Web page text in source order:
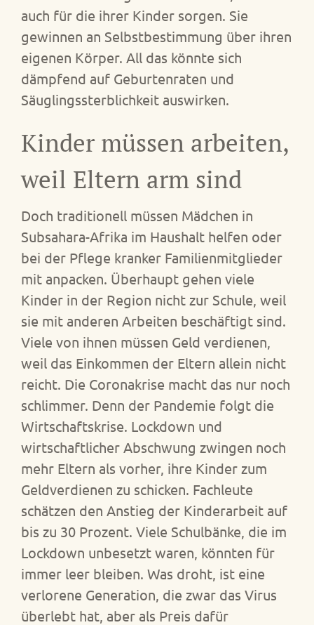
auch für die ihrer Kinder sorgen. Sie
gewinnen an Selbstbestimmung über ihren
eigenen Körper. All das könnte sich
dämpfend auf Geburtenraten und
Säuglingssterblichkeit auswirken.
Kinder müssen arbeiten,
weil Eltern arm sind
Doch traditionell müssen Mädchen in
Subsahara-Afrika im Haushalt helfen oder
bei der Pflege kranker Familienmitglieder
mit anpacken. Überhaupt gehen viele
Kinder in der Region nicht zur Schule, weil
sie mit anderen Arbeiten beschäftigt sind.
Viele von ihnen müssen Geld verdienen,
weil das Einkommen der Eltern allein nicht
reicht. Die Coronakrise macht das nur noch
schlimmer. Denn der Pandemie folgt die
Wirtschaftskrise. Lockdown und
wirtschaftlicher Abschwung zwingen noch
mehr Eltern als vorher, ihre Kinder zum
Geldverdienen zu schicken. Fachleute
schätzen den Anstieg der Kinderarbeit auf
bis zu 30 Prozent. Viele Schulbänke, die im
Lockdown unbesetzt waren, könnten für
immer leer bleiben. Was droht, ist eine
verlorene Generation, die zwar das Virus
überlebt hat, aber als Preis dafür